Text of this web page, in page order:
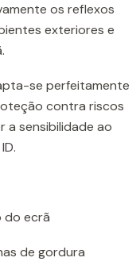
os reflexos
exteriores e
se perfeitamente
contra riscos
a sensibilidade ao
do ecrã
de gordura